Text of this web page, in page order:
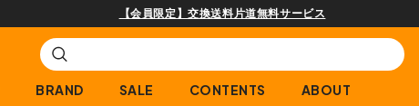
購入商品[¥2,000(税込)以上]のレビュー投稿で300ptプレゼント!
BRAND SALE CONTENTS ABOUT